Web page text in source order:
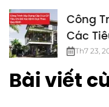
Công
Các
Th7 23,
Bài viết